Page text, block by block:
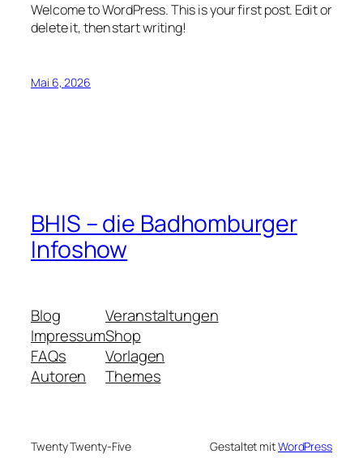
Welcome to WordPress. This is your first post. Edit or
delete it, then start writing!
Mai 6, 2026
BHIS – die Badhomburger
Infoshow
Blog
Impressum
FAQs
Autoren
Veranstaltungen
Shop
Vorlagen
Themes
Twenty Twenty-Five Gestaltet mitWordPress